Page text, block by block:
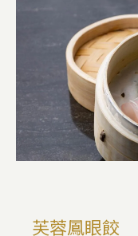
芙蓉鳳眼餃